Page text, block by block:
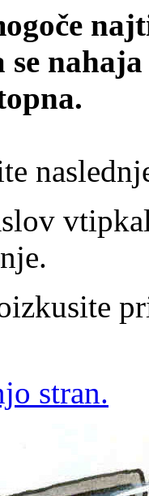
se
stran.